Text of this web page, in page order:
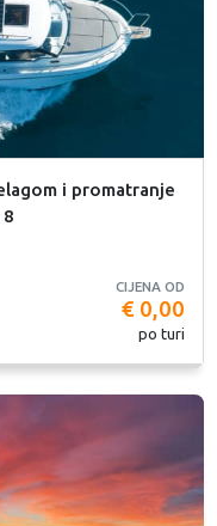
i promatranje
CIJENA OD
€ 0,00
po turi